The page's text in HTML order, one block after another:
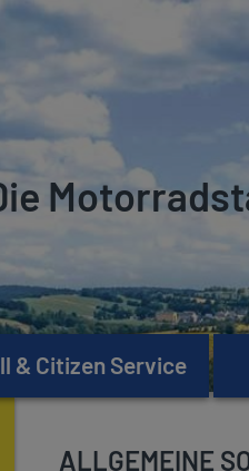
& Citizen Service
ALLGEMEINE